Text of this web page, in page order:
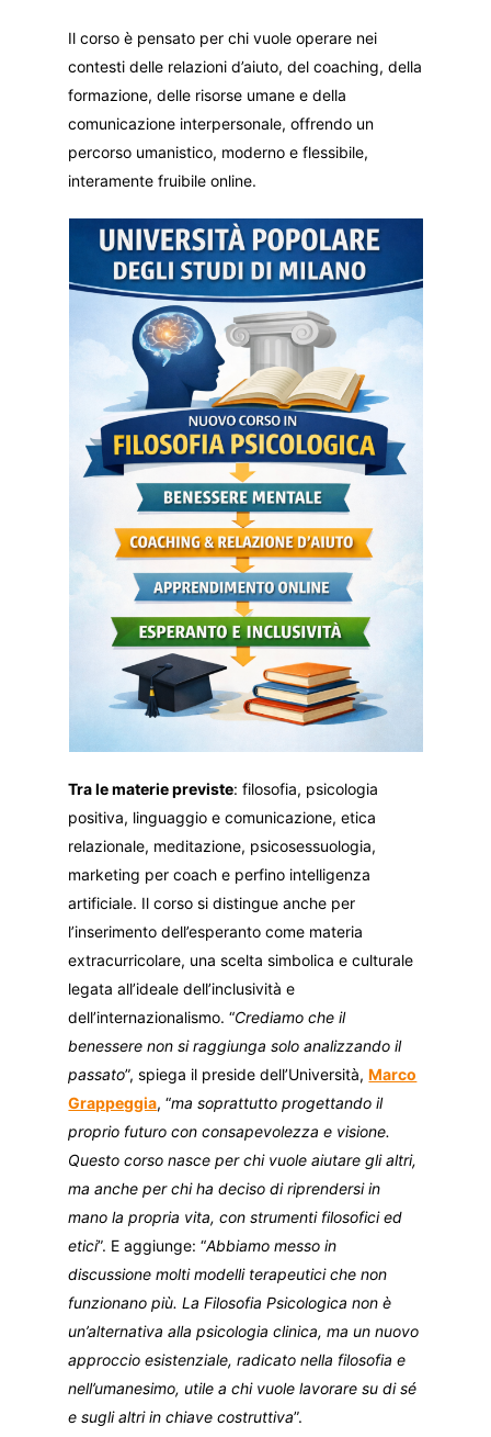
Il corso è pensato per chi vuole operare nei
contesti delle relazioni d’aiuto, del coaching, della
formazione, delle risorse umane e della
comunicazione interpersonale, offrendo un
percorso umanistico, moderno e flessibile,
interamente fruibile online.
Tra le materie previste: filosofia, psicologia
positiva, linguaggio e comunicazione, etica
relazionale, meditazione, psicosessuologia,
marketing per coach e perfino intelligenza
artificiale. Il corso si distingue anche per
l’inserimento dell’esperanto come materia
extracurricolare, una scelta simbolica e culturale
legata all’ideale dell’inclusività e
dell’internazionalismo. “Crediamo che il
benessere non si raggiunga solo analizzando il
passato”, spiega il preside dell’Università,Marco
Grappeggia, “ma soprattutto progettando il
proprio futuro con consapevolezza e visione.
Questo corso nasce per chi vuole aiutare gli altri,
ma anche per chi ha deciso di riprendersi in
mano la propria vita, con strumenti filosofici ed
etici”. E aggiunge: “Abbiamo messo in
discussione molti modelli terapeutici che non
funzionano più. La Filosofia Psicologica non è
un’alternativa alla psicologia clinica, ma un nuovo
approccio esistenziale, radicato nella filosofia e
nell’umanesimo, utile a chi vuole lavorare su di sé
e sugli altri in chiave costruttiva”.